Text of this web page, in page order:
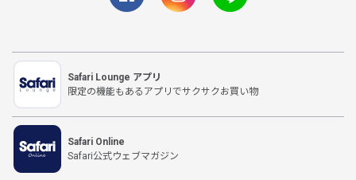
Safari Lounge アプリ
限定の機能もあるアプリでサクサクお買い物
Safari Online
Safari公式ウェブマガジン